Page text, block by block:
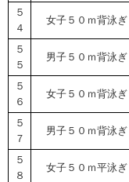
５
４
女子５０ｍ背泳ぎ
５
５
男子５０ｍ背泳ぎ
５
６
女子５０ｍ背泳ぎ
５
７
男子５０ｍ背泳ぎ
５
８
女子５０ｍ平泳ぎ